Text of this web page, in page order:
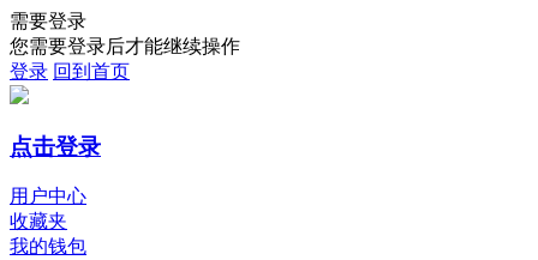
需要登录
您需要登录后才能继续操作
登录 回到首页
点击登录
用户中心
收藏夹
我的钱包